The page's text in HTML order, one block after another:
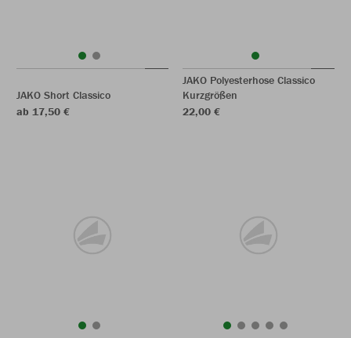
JAKO Short Classico
ab 17,50 €
JAKO Polyesterhose Classico
Kurzgrößen
22,00 €